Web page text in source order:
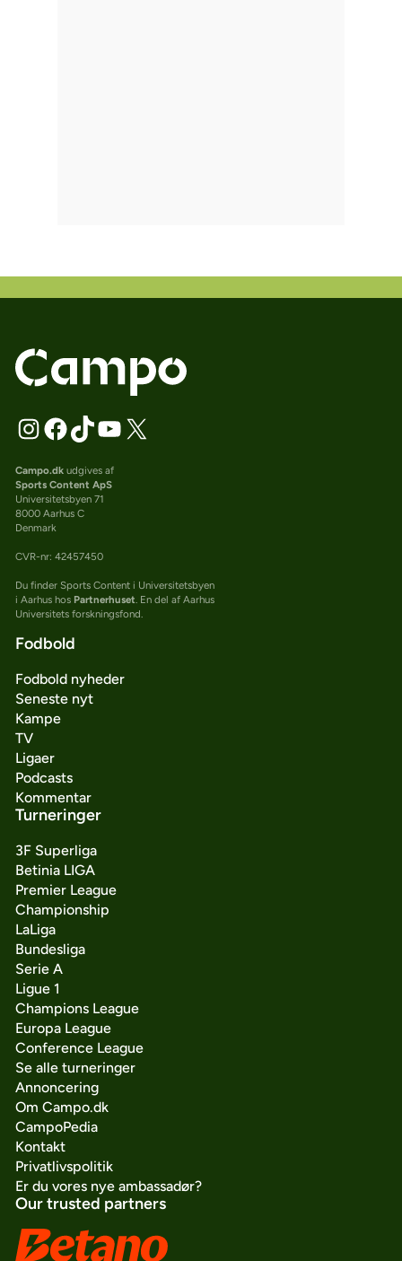
Campo.dkudgives af
Sports Content ApS
Universitetsbyen 71
8000 Aarhus C
Denmark
CVR-nr: 42457450
Du finder Sports Content i Universitetsbyen
i Aarhus hos Partnerhuset. En del af Aarhus
Universitets forskningsfond.
Fodbold
Fodbold nyheder
Seneste nyt
Kampe
TV
Ligaer
Podcasts
Kommentar
Turneringer
3F Superliga
Betinia LIGA
Premier League
Championship
LaLiga
Bundesliga
Serie A
Ligue 1
Champions League
Europa League
Conference League
Se alle turneringer
Annoncering
Om Campo.dk
CampoPedia
Kontakt
Privatlivspolitik
Er du vores nye ambassadør?
Our trusted partners